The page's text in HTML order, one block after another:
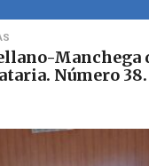
Manchega
Número 38.